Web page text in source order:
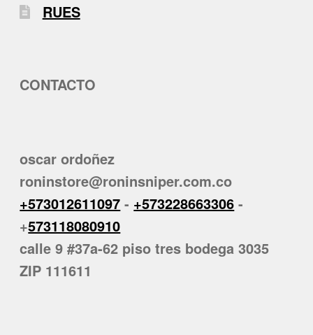
RUES
CONTACTO
oscar ordoñez
roninstore@roninsniper.com.co
+573012611097 - +573228663306 -
+573118080910
calle 9 #37a-62 piso tres bodega 3035
ZIP 111611